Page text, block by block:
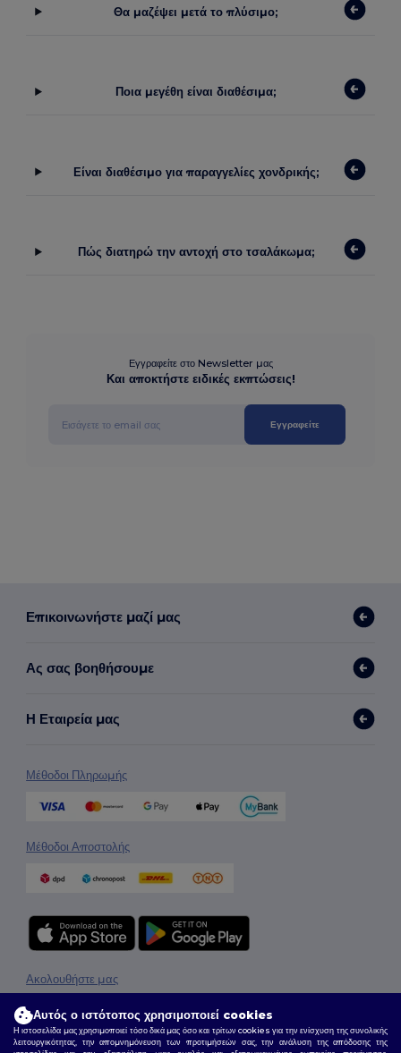
Θα μαζέψει μετά το πλύσιμο;
Ποια μεγέθη είναι διαθέσιμα;
Είναι διαθέσιμο για παραγγελίες χονδρικής;
Πώς διατηρώ την αντοχή στο τσαλάκωμα;
Εγγραφείτε στο Newsletter μας
Και αποκτήστε ειδικές εκπτώσεις!
Εγγραφείτε
Επικοινωνήστε μαζί μας
Ας σας βοηθήσουμε
Η Εταιρεία μας
Μέθοδοι Πληρωμής
Μέθοδοι Αποστολής
2026. Όλα τα Δικαιώματα Διατηρούνται
Ακολουθήστε μας
Αυτός ο ιστότοπος χρησιμοποιεί cookies
Η ιστοσελίδα μας χρησιμοποιεί τόσο δικά μας όσο και τρίτων cookies για την ενίσχυση της συνολικής
λειτουργικότητας, την απομνημόνευση των προτιμήσεών σας, την ανάλυση της απόδοσης της